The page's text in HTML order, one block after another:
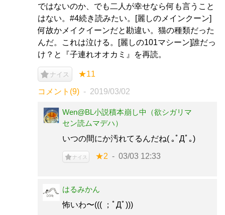
ではないのか、でも二人が幸せなら何も言うこと
はない。#4続き読みたい。[麗しのメインクーン]
何故かメイクイーンだと勘違い。猫の種類だった
んだ。これは泣ける。[麗しの101マシーン]誰だっ
け？と『子連れオオカミ』を再読。
ナイス ★11
コメント(9) 2019/03/02
Wen@BL小説積本崩し中（欲シガリマ
セン読ムマデハ）
いつの間にか汚れてるんだね( ｡ﾟДﾟ｡)
ナイス ★2 03/03 12:33
はるみかん
怖いわ〜((( ；ﾟДﾟ)))